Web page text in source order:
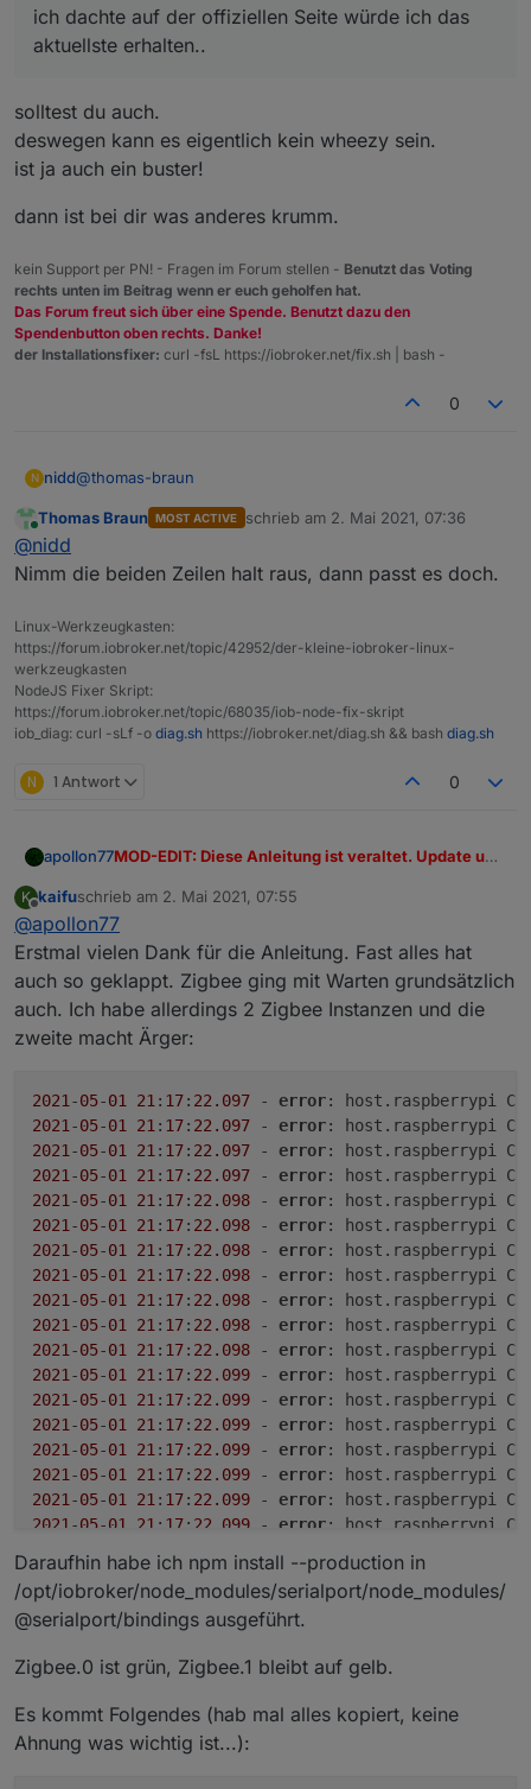
ich dachte auf der offiziellen Seite würde ich das
aktuellste erhalten..
solltest du auch.
deswegen kann es eigentlich kein wheezy sein.
ist ja auch ein buster!
dann ist bei dir was anderes krumm.
kein Support per PN! - Fragen im Forum stellen - Benutzt das Voting
rechts unten im Beitrag wenn er euch geholfen hat.
Das Forum freut sich über eine Spende. Benutzt dazu den
Spendenbutton oben rechts. Danke!
der Installationsfixer: curl -fsL https://iobroker.net/fix.sh | bash -
0
N nidd@thomas-braun
unter lsb_release erhalte ich
Description:    Raspbian GNU/Linux 10 (buster)
Release:        10
Codename:       buster
hier verwendet:
(aber mit Desktop)
ich dachte auf der offiziellen Seite würde ich das
aktuellste erhalten...
ich würde meinen Raspberry auch wohl neu aufsetzen,
habe mit wenig Ahnung tatsächlich viel rumgespielt.
Welches OS soll ich denn dann verwenden?
gruß
Nidd
Online
Thomas Braun MOST ACTIVE schrieb am 2. Mai 2021, 07:36
zuletzt editiert von
@nidd
Nimm die beiden Zeilen halt raus, dann passt es doch.
Linux-Werkzeugkasten:
https://forum.iobroker.net/topic/42952/der-kleine-iobroker-linux-
werkzeugkasten
NodeJS Fixer Skript:
https://forum.iobroker.net/topic/68035/iob-node-fix-skript
iob_diag: curl -sLf -o diag.sh https://iobroker.net/diag.sh && bash diag.sh
N 1 Antwort 0
apollon77MOD-EDIT: Diese Anleitung ist veraltet. Update und
Befehliob nodejs-update
Hi,
in diesem Artikel möchte ich einen Überblick geben,
wie inzwischen (meint anno 2021 mit einem js-
controller 3.x bzw 4.x) Node.js Updates bei ioBroker
ausgeführt werden sollten bzw können.
Was ist Node.js und warum muss man es updaten?
Node.js ist die Laufzeitumgebung der
Programmiersprache JavaScript, in der ioBroker
nicht. Node.js hast Du initial selbst installiert oder der
ioBroker-Installer hat dies für dich getan.
entwickelt sich Node.js schnell weiter. Kleinere
Updates, die die Stabilität und Sicherheit steigern
oder gar neue Funktionen hinzufügen, erscheinen
regelmäßig.
Node.js-Versionen mit gerader
Hauptversionsnummer werden als LTS-Versionen
(L ong TermSupport) bezeichnet und einige Jahre
gepflegt (z.B. 12.x). Jedes Jahr kommt eine neue
Version ins LTS - in diesem Jahr (2021) ist das
Node.js 16, welche im April veröffentlicht wurde und
ab Oktober 2021 eine LTS Version wird.
Im gleichem Zug erreichen frühere LTS-Versionen
ihr Lebensende (EOL, Endo f
ife). So hat Node.js 8
im April 2020 den EOL-Status erhalten und bekommt
damit keine Updates mehr, Nodejs 10.x wird Ende
April 2021 Ihr Lebensende erreichen. Es wird also
keine Sicherheits-Updates mehr geben! Node.js 12.x
wird im April 2022 eol geben.
Alle Node.js-Versionen mit ungeraden
Versionsnummern sind Entwicklungsversionen und
sollten nicht produktiv genutzt werden.
ioBroker nutzt viele Module und Erweiterungen aus
der JavaScript Open-Source Szene, und dort kommt
es regelmäßig vor, dass Versionen die EOL gehen
zeitnah danach auch nicht weiter unterstützt
werden. Das hat im ersten Schritt keine echte
Auswirkung, aber mittelfristig wird es also Adapter,
und später auch den js-controller geben, der EOL
Versionen von Node.js nicht mehr unterstützt.
Node.js 10 wird mit dem js-controller 3.x voll
unterstützt. Ab dem js-controller 4.0 (Februar
2022) ist Node.js 10.x nicht mehr untertsützt.
Auf welche Node.js Version updaten?
Aktuell empfiehlt ioBroker die Nutzung von Node.js
16.x.
Folgende Adapter haben momentan Probleme mit
Node.js 14:
jeelink
Folgende Adapter haben momentan Probleme mit
*Node.js 16.x wird auch vom js-controller 3.3
grundsätzlich unterstützt, aber nur mit npm 6! npm 7
bzw 8 sind mit dem js-controller 4.0 nutzbar.
Update vorbereiten
Node.js Version prüfen
Bevor man beginnt, sollte man in der Befehlszeile
überprüfen, welche Version von Node.js gerade
K
Offline
kaifuschrieb am 2. Mai 2021, 07:55
zuletzt editiert von
@apollon77
Erstmal vielen Dank für die Anleitung. Fast alles hat
auch so geklappt. Zigbee ging mit Warten grundsätzlich
auch. Ich habe allerdings 2 Zigbee Instanzen und die
zweite macht Ärger:
2021 -05-01 21 : 17: 22.097 - error: host.raspberrypi
2021 -05-01 21 : 17: 22.097 - error: host.raspberrypi
2021 -05-01 21 : 17: 22.097 - error: host.raspberrypi
2021 -05-01 21 : 17: 22.097 - error: host.raspberrypi
2021 -05-01 21 : 17: 22.098 - error: host.raspberrypi
2021 -05-01 21 : 17: 22.098 - error: host.raspberrypi
2021 -05-01 21 : 17: 22.098 - error: host.raspberrypi
2021 -05-01 21 : 17: 22.098 - error: host.raspberrypi
2021 -05-01 21 : 17: 22.098 - error: host.raspberrypi
2021 -05-01 21 : 17: 22.098 - error: host.raspberrypi
2021 -05-01 21 : 17: 22.098 - error: host.raspberrypi
2021 -05-01 21 : 17: 22.099 - error: host.raspberrypi
2021 -05-01 21 : 17: 22.099 - error: host.raspberrypi
2021 -05-01 21 : 17: 22.099 - error: host.raspberrypi
2021 -05-01 21 : 17: 22.099 - error: host.raspberrypi
2021 -05-01 21 : 17: 22.099 - error: host.raspberrypi
2021 -05-01 21 : 17: 22.099 - error: host.raspberrypi
2021 -05-01 21 : 17: 22.099 - error: host.raspberrypi
Daraufhin habe ich npm install --production in
/opt/iobroker/node_modules/serialport/node_modules/
@serialport/bindings ausgeführt.
Zigbee.0 ist grün, Zigbee.1 bleibt auf gelb.
Es kommt Folgendes (hab mal alles kopiert, keine
Ahnung was wichtig ist...):